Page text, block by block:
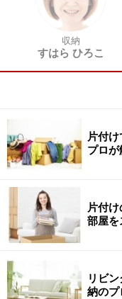
収納
すはら ひろこ
片付
プロが
片付
部屋を
リビ
納のプ